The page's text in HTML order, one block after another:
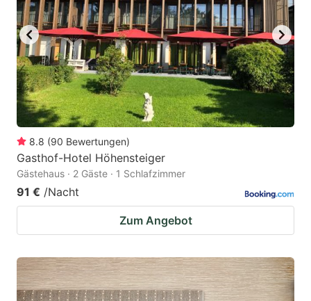
8.8 (90 Bewertungen)
Gasthof-Hotel Höhensteiger
Gästehaus · 2 Gäste · 1 Schlafzimmer
91 € /Nacht
Zum Angebot